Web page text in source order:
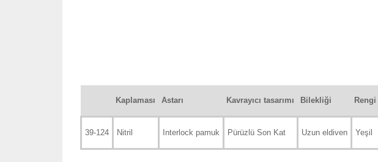
Kaplaması Astarı Kavrayıcı tasarımı Bilekliği Rengi
39-124 Nitril Interlock pamuk Pürüzlü Son Kat Uzun eldiven Yeşil